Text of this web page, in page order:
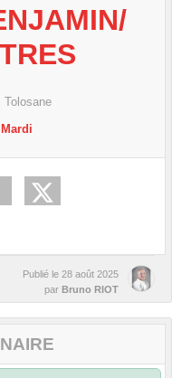
Tolosane
Publié le 28 août 2025
par Bruno RIOT